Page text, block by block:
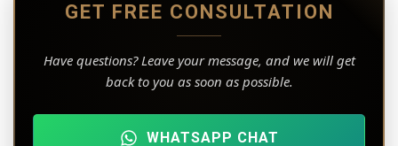
GET FREE CONSULTATION
Have questions? Leave your message, and we will get
back to you as soon as possible.
WHATSAPP CHAT